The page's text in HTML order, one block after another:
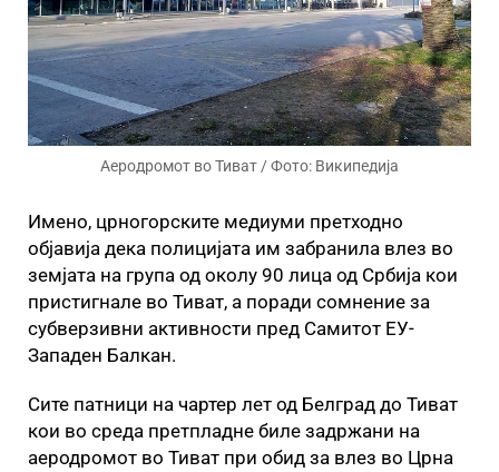
Аеродромот во Тиват / Фото: Википедија
Имено, црногорските медиуми претходно
објавија дека полицијата им забранила влез во
земјата на група од околу 90 лица од Србија кои
пристигнале во Тиват, а поради сомнение за
субверзивни активности пред Самитот ЕУ-
Западен Балкан.
Сите патници на чартер лет од Белград до Тиват
кои во среда претпладне биле задржани на
аеродромот во Тиват при обид за влез во Црна